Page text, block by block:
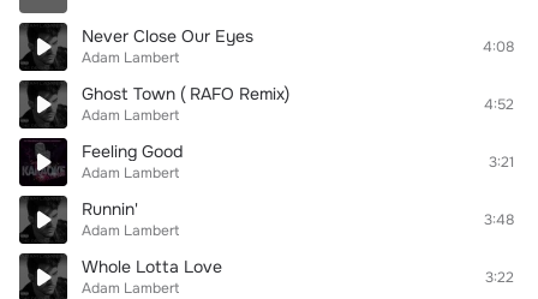
Never Close Our Eyes
Adam Lambert
4:08
Ghost Town ( RAFO Remix)
Adam Lambert
4:52
Feeling Good
Adam Lambert
3:21
Runnin'
Adam Lambert
3:48
Whole Lotta Love
Adam Lambert
3:22